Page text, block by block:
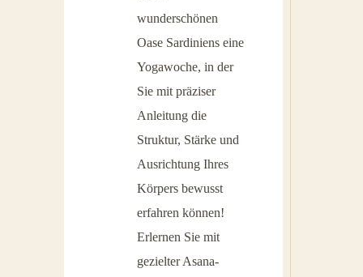
wunderschönen
Oase Sardiniens eine
Yogawoche, in der
Sie mit präziser
Anleitung die
Struktur, Stärke und
Ausrichtung Ihres
Körpers bewusst
erfahren können!
Erlernen Sie mit
gezielter Asana-